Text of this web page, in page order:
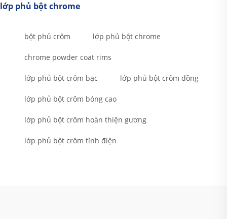
lớp phủ bột chrome
bột phủ crôm lớp phủ bột chrome
chrome powder coat rims
lớp phủ bột crôm bạc lớp phủ bột crôm đồng
lớp phủ bột crôm bóng cao
lớp phủ bột crôm hoàn thiện gương
lớp phủ bột crôm tĩnh điện